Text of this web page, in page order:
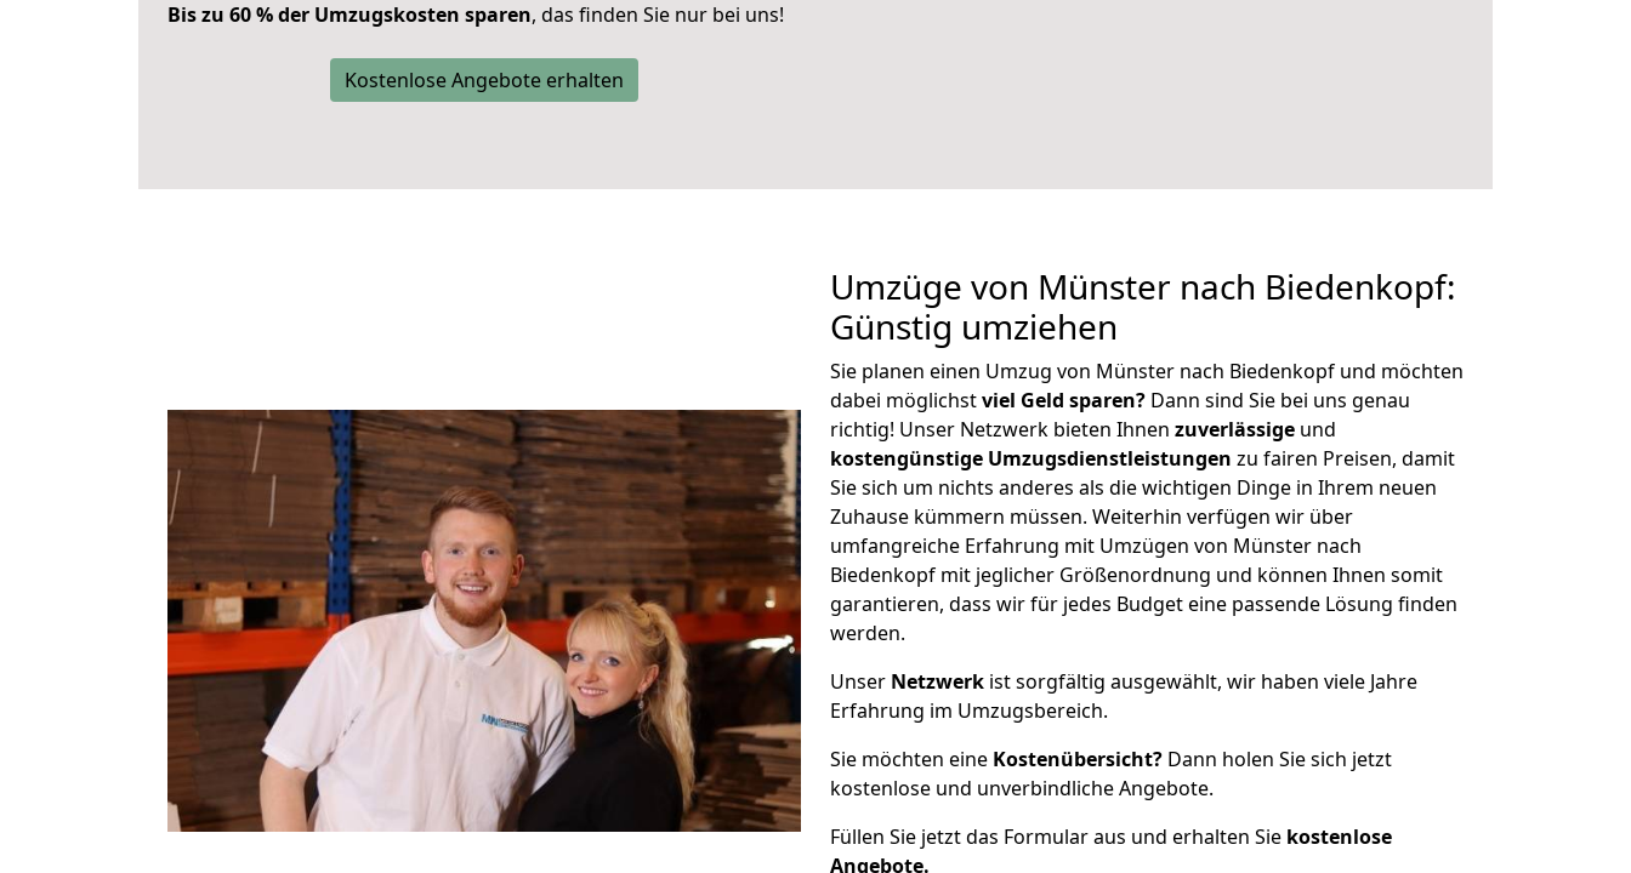
Bis zu 60 % der Umzugskosten sparen, das finden Sie nur bei uns!
Kostenlose Angebote erhalten
Umzüge von Münster nach Biedenkopf:
Günstig umziehen
Sie planen einen Umzug von Münster nach Biedenkopf und möchten
dabei möglichstviel Geld sparen? Dann sind Sie bei uns genau
richtig! Unser Netzwerk bieten Ihnen zuverlässige und
kostengünstige Umzugsdienstleistungen zu fairen Preisen, damit
Sie sich um nichts anderes als die wichtigen Dinge in Ihrem neuen
Zuhause kümmern müssen. Weiterhin verfügen wir über
umfangreiche Erfahrung mit Umzügen von Münster nach
Biedenkopf mit jeglicher Größenordnung und können Ihnen somit
garantieren, dass wir für jedes Budget eine passende Lösung finden
werden.
Unser Netzwerk ist sorgfältig ausgewählt, wir haben viele Jahre
Erfahrung im Umzugsbereich.
Sie möchten eine Kostenübersicht? Dann holen Sie sich jetzt
kostenlose und unverbindliche Angebote.
Füllen Sie jetzt das Formular aus und erhalten Sie kostenlose
Angebote.